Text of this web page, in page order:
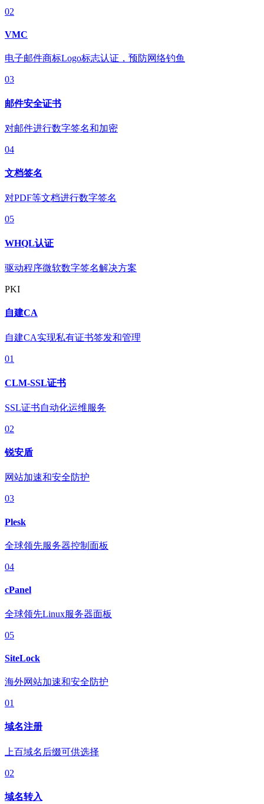
02
VMC
电子邮件商标Logo标志认证，预防网络钓鱼
03
邮件安全证书
对邮件进行数字签名和加密
04
文档签名
对PDF等文档进行数字签名
05
WHQL认证
驱动程序微软数字签名解决方案
PKI
自建CA
自建CA实现私有证书签发和管理
01
CLM-SSL证书
SSL证书自动化运维服务
02
锐安盾
网站加速和安全防护
03
Plesk
全球领先服务器控制面板
04
cPanel
全球领先Linux服务器面板
05
SiteLock
海外网站加速和安全防护
01
域名注册
上百域名后缀可供选择
02
域名转入